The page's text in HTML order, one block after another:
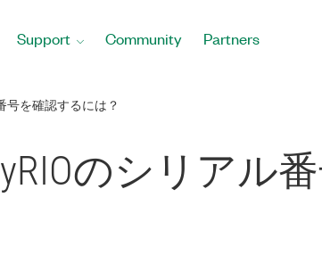
Support Community Partners
号を確認するには？
のシリアル